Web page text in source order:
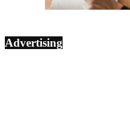
Advertising